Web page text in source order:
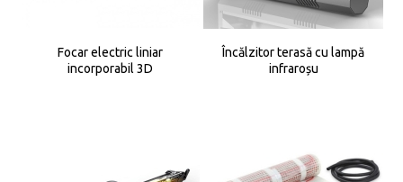
Focar electric liniar
incorporabil 3D
Încălzitor terasă cu lampă
infraroșu